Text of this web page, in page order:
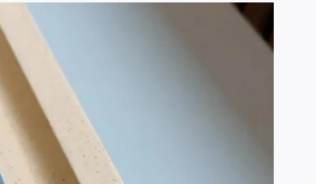
7月23日
224